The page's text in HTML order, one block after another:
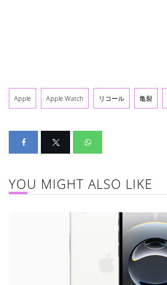
Apple Apple Watch リコール 亀裂
YOU MIGHT ALSO LIKE